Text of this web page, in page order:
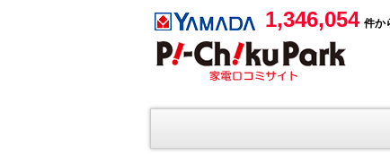
1,346,054 件か